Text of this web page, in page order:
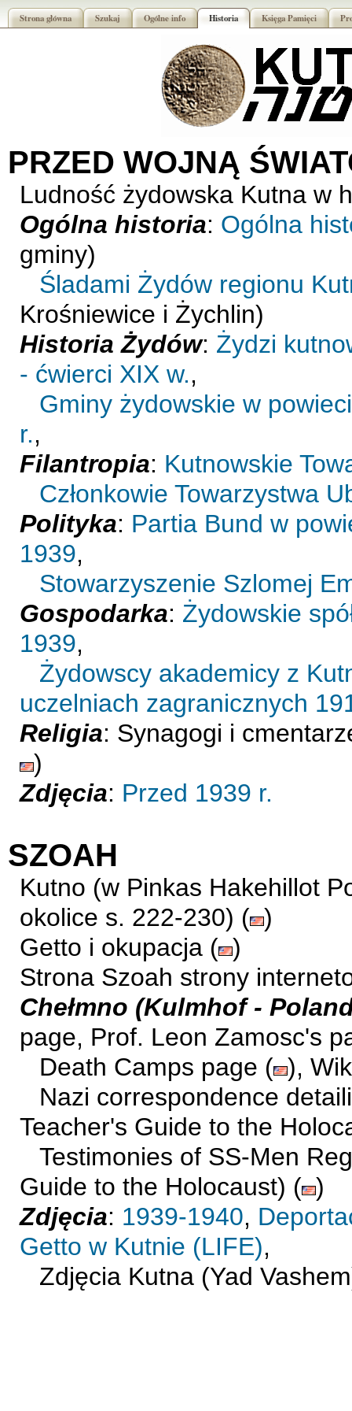
Strona główna Szukaj Ogólne info Historia Księga Pamięci
PRZED WOJNĄ
Ludność żydowska Kutna w
Ogólna historia: Ogólna
gminy)
Śladami Żydów regionu
Krośniewice i Żychlin)
Historia Żydów: Żydzi
- ćwierci XIX w.,
Gminy żydowskie w
r.,
Filantropia: Kutnowskie
Członkowie Towarzystwa
Polityka: Partia Bund w
1939,
Stowarzyszenie Szlomej
Gospodarka: Żydowskie
1939,
Żydowscy akademicy z
uczelniach zagranicznych
Religia: Synagogi i
)
Zdjęcia: Przed 1939 r.
SZOAH
Kutno (w Pinkas Hakehillot
okolice s. 222-230) ( )
Getto i okupacja ( )
Strona Szoah strony
Chełmno (Kulmhof -
page, Prof. Leon Zamosc's
Death Camps page ( ),
Nazi correspondence
Teacher's Guide to the
Testimonies of SS-Men
Guide to the Holocaust) ( )
Zdjęcia: 1939-1940,
Getto w Kutnie (LIFE),
Zdjęcia Kutna (Yad